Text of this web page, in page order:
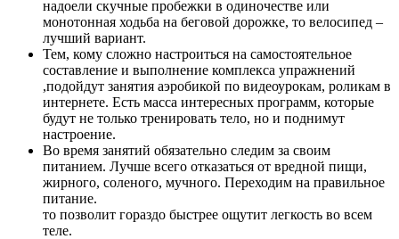
надоели скучные пробежки в одиночестве или
монотонная ходьба на беговой дорожке, то велосипед –
лучший вариант.
Тем, кому сложно настроиться на самостоятельное
составление и выполнение комплекса упражнений
,подойдут занятия аэробикой по видеоурокам, роликам в
интернете. Есть масса интересных программ, которые
будут не только тренировать тело, но и поднимут
настроение.
Во время занятий обязательно следим за своим
питанием. Лучше всего отказаться от вредной пищи,
жирного, соленого, мучного. Переходим на правильное
питание.
то позволит гораздо быстрее ощутит легкость во всем
теле.